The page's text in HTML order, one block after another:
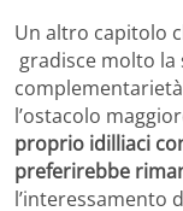
Un altro capitolo
gradisce molto
l’ostacolo
proprio idilliaci
preferirebbe
l’interessamento